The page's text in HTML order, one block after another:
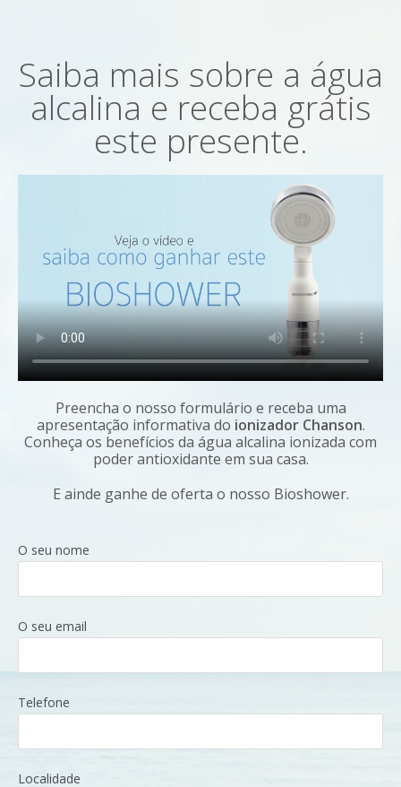
Saiba mais sobre a água
alcalina e receba grátis
este presente.
Preencha o nosso formulário e receba uma
apresentação informativa do ionizador Chanson.
Conheça os benefícios da água alcalina ionizada com
poder antioxidante em sua casa.
E ainde ganhe de oferta o nosso Bioshower.
O seu nome
O seu email
Telefone
Localidade